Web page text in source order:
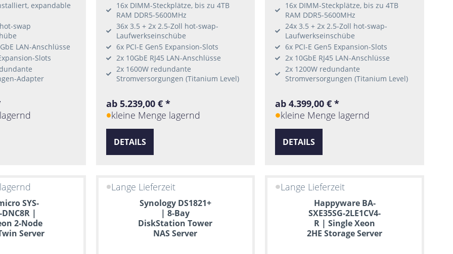
expandable
swap
LAN-Anschlüsse
Slots
Adapter
16x DIMM-Steckplätze, bis zu 4TB
RAM DDR5-5600MHz
36x 3.5 + 2x 2.5-Zoll hot-swap-
Laufwerkseinschübe
6x PCI-E Gen5 Expansion-Slots
2x 10GbE RJ45 LAN-Anschlüsse
2x 1600W redundante
Stromversorgungen (Titanium Level)
ab 5.239,00 € *
kleine Menge lagernd
DETAILS
16x DIMM-Steckplätze, bis zu 4TB
RAM DDR5-5600MHz
24x 3.5 + 2x 2.5-Zoll hot-swap-
Laufwerkseinschübe
6x PCI-E Gen5 Expansion-Slots
2x 10GbE RJ45 LAN-Anschlüsse
2x 1200W redundante
Stromversorgungen (Titanium Level)
ab 4.399,00 € *
kleine Menge lagernd
DETAILS
SYS-
DNC8R |
2-Node
Server
Lange Lieferzeit
Synology DS1821+
| 8-Bay
DiskStation Tower
NAS Server
Lange Lieferzeit
Happyware BA-
SXE35SG-2LE1CV4-
R | Single Xeon
2HE Storage Server